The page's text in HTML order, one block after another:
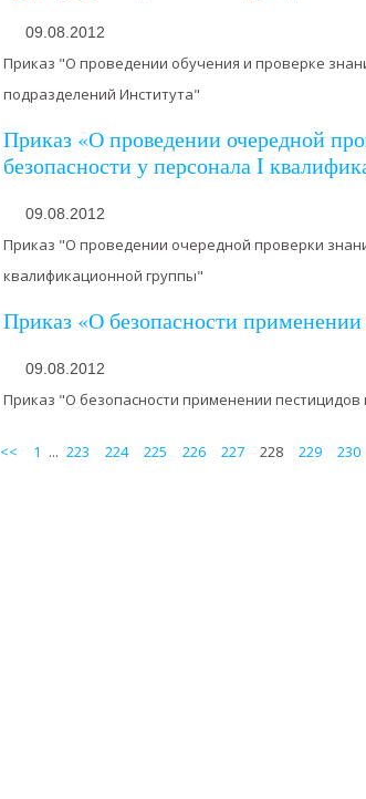
09.08.2012
Приказ "О проведении обучения и проверке
подразделений Института"
Приказ «О проведении очередной
безопасности у персонала I
09.08.2012
Приказ "О проведении очередной проверки
квалификационной группы"
Приказ «О безопасности
09.08.2012
Приказ "О безопасности применении пестицидов
<< 1 ... 223 224 225 226 227 228 229 230